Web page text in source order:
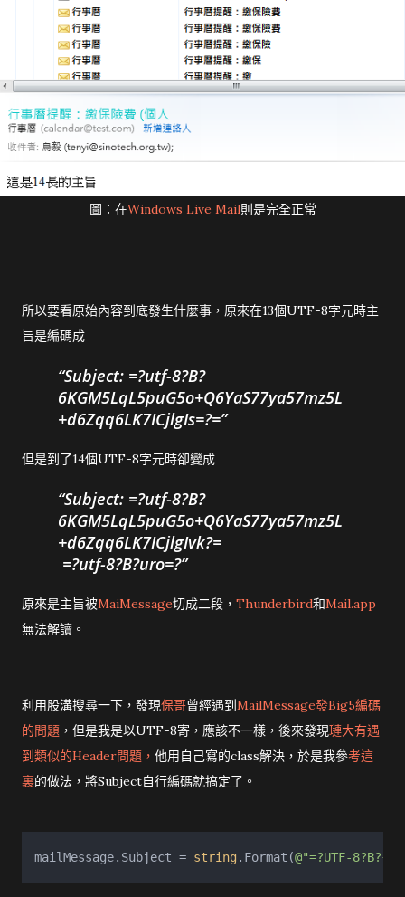
圖：在Windows Live Mail則是完全正常
所以要看原始內容到底發生什麼事，原來在13個UTF-8字元時主
旨是編碼成
Subject: =?utf-8?B?
6KGM5LqL5puG5o+Q6YaS77ya57mz5L
+d6Zqq6LK7ICjlgIs=?=
但是到了14個UTF-8字元時卻變成
Subject: =?utf-8?B?
6KGM5LqL5puG5o+Q6YaS77ya57mz5L
+d6Zqq6LK7ICjlgIvk?=
=?utf-8?B?uro=?
原來是主旨被MaiMessage切成二段， Thunderbird和Mail.app
無法解讀。
利用股溝搜尋一下，發現保哥曾經遇到MailMessage發Big5編碼
的問題 ，但是我是以UTF-8寄，應該不一樣，後來發現璉大有遇
到類似的Header問題， 他用自己寫的class解決，於是我參考這
裏的做法，將Subject自行編碼就搞定了。
mailMessage.Subject = string.Format(@"=?UTF-